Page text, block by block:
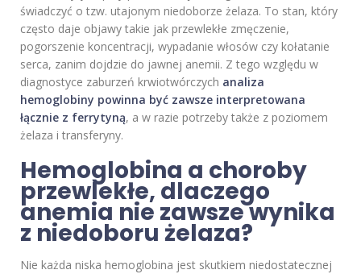
świadczyć o tzw. utajonym niedoborze żelaza. To stan, który
często daje objawy takie jak przewlekłe zmęczenie,
pogorszenie koncentracji, wypadanie włosów czy kołatanie
serca, zanim dojdzie do jawnej anemii. Z tego względu w
diagnostyce zaburzeń krwiotwórczych analiza
hemoglobiny powinna być zawsze interpretowana
łącznie z ferrytyną, a w razie potrzeby także z poziomem
żelaza i transferyny.
Hemoglobina a choroby
przewlekłe, dlaczego
anemia nie zawsze wynika
z niedoboru żelaza?
Nie każda niska hemoglobina jest skutkiem niedostatecznej